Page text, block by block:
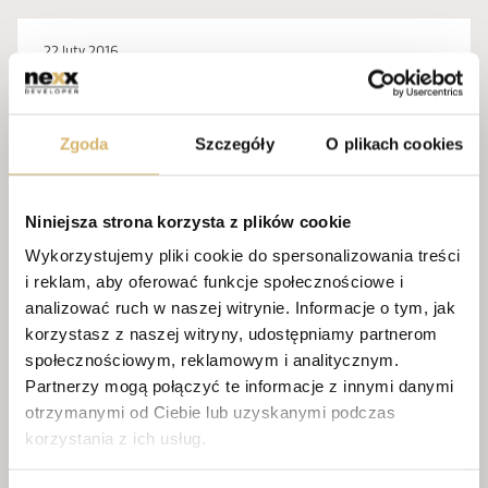
Zgoda Szczegóły O plikach cookies
Niniejsza strona korzysta z plików cookie
Wykorzystujemy pliki cookie do spersonalizowania treści
i reklam, aby oferować funkcje społecznościowe i
analizować ruch w naszej witrynie. Informacje o tym, jak
korzystasz z naszej witryny, udostępniamy partnerom
społecznościowym, reklamowym i analitycznym.
Partnerzy mogą połączyć te informacje z innymi danymi
otrzymanymi od Ciebie lub uzyskanymi podczas
korzystania z ich usług.
22 luty 2016
NAGRODA DLA NEXX DEVELOPER
PODCZAS 4 DESIGN DAYS W
KATOWICACH – INWESTYCJA NA
MEDAL!
Z dumą informujemy, że osiedle „Park Chopina” – jedna
z naszych flagowych inwestycji – zostało uhonorowane
tytułem „Inwestycja...
Z ŻYCIA NEXX WIĘCEJ
6 luty 2016
NEXX DEVELOPER NA ŚLĄSKICH